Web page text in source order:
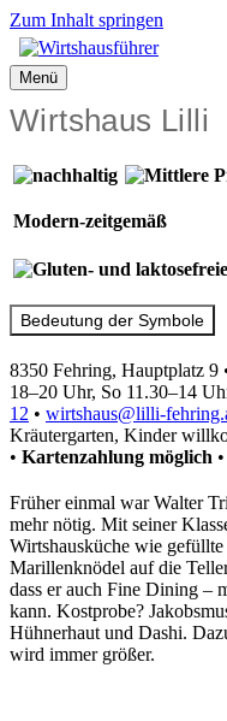
Zum Inhalt springen
Menü
Wirtshaus Lilli
Modern-zeitgemäß
Bedeutung der Symbole
8350 Fehring, Hauptplatz 9
18–20 Uhr, So 11.30–14
12 • wirtshaus@lilli-
Kräutergarten, Kinder
• Kartenzahlung möglich •
Früher einmal war Walter
mehr nötig. Mit seiner
Wirtshausküche wie
Marillenknödel auf die
dass er auch Fine Dining –
kann. Kostprobe?
Hühnerhaut und Dashi.
wird immer größer.